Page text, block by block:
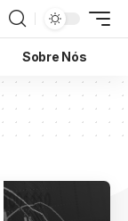
Sobre Nós